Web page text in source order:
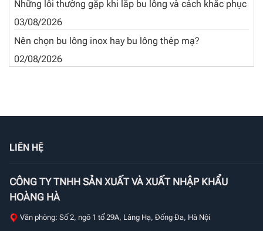
Những lỗi thường gặp khi lắp bu lông và cách khắc phục
03/08/2026
Nên chọn bu lông inox hay bu lông thép mạ?
02/08/2026
LIÊN HỆ
CÔNG TY TNHH SẢN XUẤT VÀ XUẤT NHẬP KHẨU
HOÀNG HÀ
Văn phòng: Số 2, ngõ 1 tổ 29A, Láng Hạ, Đống Đa, Hà Nội